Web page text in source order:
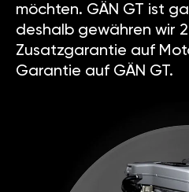
möchten. GÄN GT ist
deshalb gewähren wir
Zusatzgarantie auf
Garantie auf GÄN GT.